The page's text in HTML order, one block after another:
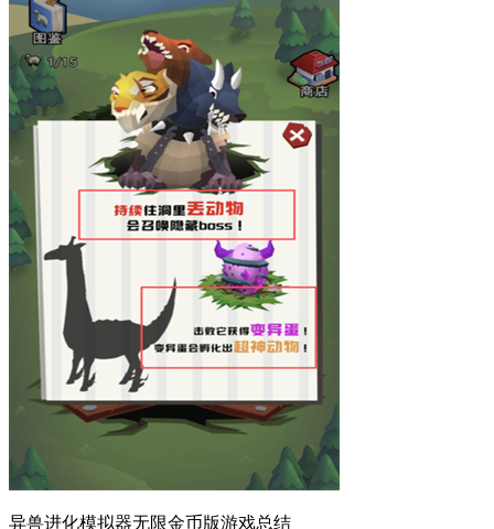
异兽进化模拟器无限金币版游戏总结